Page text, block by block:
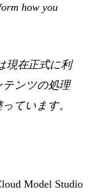
how you
現在正式に利
テンツの処理
ています。
Model Studio